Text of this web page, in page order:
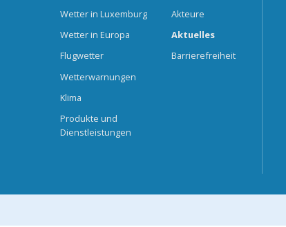
Wetter in Luxemburg
Wetter in Europa
Flugwetter
Wetterwarnungen
Klima
Produkte und
Dienstleistungen
Akteure
Aktuelles
Barrierefreiheit